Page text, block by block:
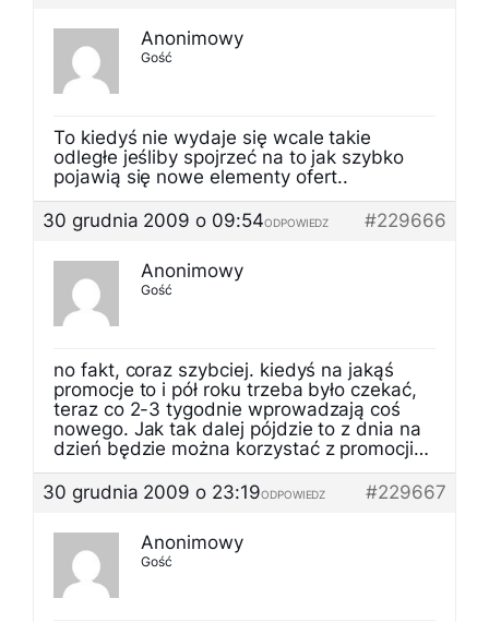
Anonimowy
Gość
To kiedyś nie wydaje się wcale takie
odległe jeśliby spojrzeć na to jak szybko
pojawią się nowe elementy ofert..
30 grudnia 2009 o 09:54
#229666
ODPOWIEDZ
Anonimowy
Gość
no fakt, coraz szybciej. kiedyś na jakąś
promocje to i pół roku trzeba było czekać,
teraz co 2-3 tygodnie wprowadzają coś
nowego. Jak tak dalej pójdzie to z dnia na
dzień będzie można korzystać z promocji…
30 grudnia 2009 o 23:19
#229667
ODPOWIEDZ
Anonimowy
Gość